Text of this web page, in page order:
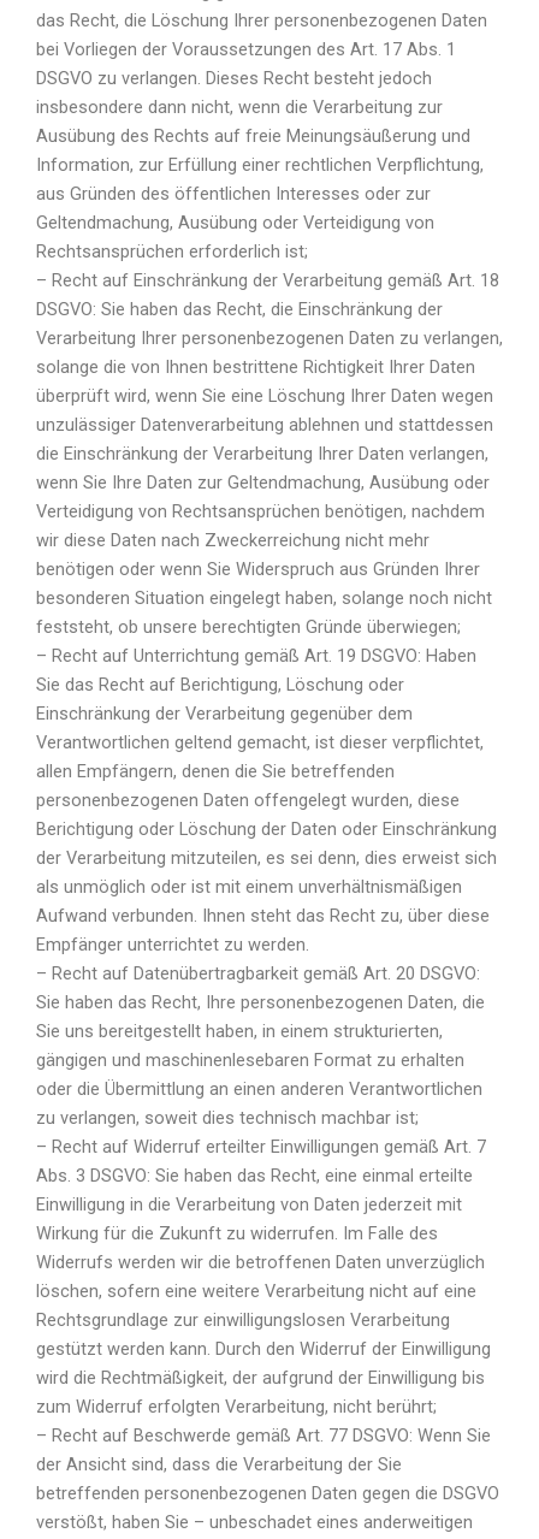
das Recht, die Löschung Ihrer personenbezogenen Daten
bei Vorliegen der Voraussetzungen des Art. 17 Abs. 1
DSGVO zu verlangen. Dieses Recht besteht jedoch
insbesondere dann nicht, wenn die Verarbeitung zur
Ausübung des Rechts auf freie Meinungsäußerung und
Information, zur Erfüllung einer rechtlichen Verpflichtung,
aus Gründen des öffentlichen Interesses oder zur
Geltendmachung, Ausübung oder Verteidigung von
Rechtsansprüchen erforderlich ist;
– Recht auf Einschränkung der Verarbeitung gemäß Art. 18
DSGVO: Sie haben das Recht, die Einschränkung der
Verarbeitung Ihrer personenbezogenen Daten zu verlangen,
solange die von Ihnen bestrittene Richtigkeit Ihrer Daten
überprüft wird, wenn Sie eine Löschung Ihrer Daten wegen
unzulässiger Datenverarbeitung ablehnen und stattdessen
die Einschränkung der Verarbeitung Ihrer Daten verlangen,
wenn Sie Ihre Daten zur Geltendmachung, Ausübung oder
Verteidigung von Rechtsansprüchen benötigen, nachdem
wir diese Daten nach Zweckerreichung nicht mehr
benötigen oder wenn Sie Widerspruch aus Gründen Ihrer
besonderen Situation eingelegt haben, solange noch nicht
feststeht, ob unsere berechtigten Gründe überwiegen;
– Recht auf Unterrichtung gemäß Art. 19 DSGVO: Haben
Sie das Recht auf Berichtigung, Löschung oder
Einschränkung der Verarbeitung gegenüber dem
Verantwortlichen geltend gemacht, ist dieser verpflichtet,
allen Empfängern, denen die Sie betreffenden
personenbezogenen Daten offengelegt wurden, diese
Berichtigung oder Löschung der Daten oder Einschränkung
der Verarbeitung mitzuteilen, es sei denn, dies erweist sich
als unmöglich oder ist mit einem unverhältnismäßigen
Aufwand verbunden. Ihnen steht das Recht zu, über diese
Empfänger unterrichtet zu werden.
– Recht auf Datenübertragbarkeit gemäß Art. 20 DSGVO:
Sie haben das Recht, Ihre personenbezogenen Daten, die
Sie uns bereitgestellt haben, in einem strukturierten,
gängigen und maschinenlesebaren Format zu erhalten
oder die Übermittlung an einen anderen Verantwortlichen
zu verlangen, soweit dies technisch machbar ist;
– Recht auf Widerruf erteilter Einwilligungen gemäß Art. 7
Abs. 3 DSGVO: Sie haben das Recht, eine einmal erteilte
Einwilligung in die Verarbeitung von Daten jederzeit mit
Wirkung für die Zukunft zu widerrufen. Im Falle des
Widerrufs werden wir die betroffenen Daten unverzüglich
löschen, sofern eine weitere Verarbeitung nicht auf eine
Rechtsgrundlage zur einwilligungslosen Verarbeitung
gestützt werden kann. Durch den Widerruf der Einwilligung
wird die Rechtmäßigkeit, der aufgrund der Einwilligung bis
zum Widerruf erfolgten Verarbeitung, nicht berührt;
– Recht auf Beschwerde gemäß Art. 77 DSGVO: Wenn Sie
der Ansicht sind, dass die Verarbeitung der Sie
betreffenden personenbezogenen Daten gegen die DSGVO
verstößt, haben Sie – unbeschadet eines anderweitigen